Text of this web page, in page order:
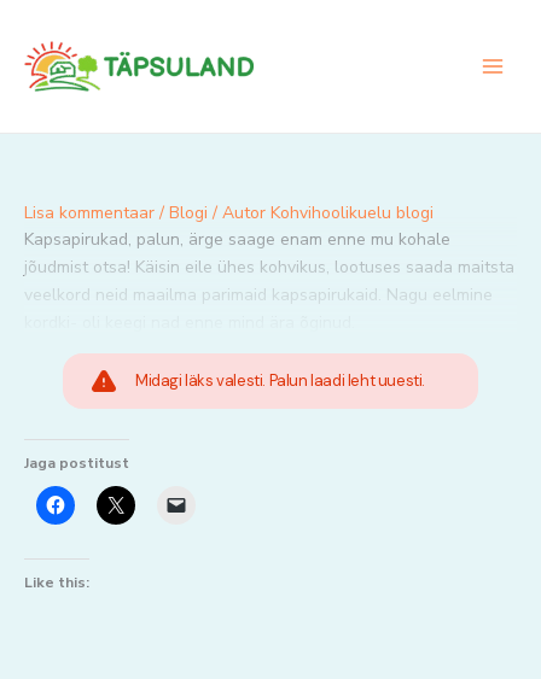
content
Lisa kommentaar / Blogi / Autor Kohvihoolikuelu blogi
Kapsapirukad, palun, ärge saage enam enne mu kohale
jõudmist otsa! Käisin eile ühes kohvikus, lootuses saada maitsta
veelkord neid maailma parimaid kapsapirukaid. Nagu eelmine
Midagi läks valesti. Palun laadi leht uuesti.
Jaga postitust
Like this: